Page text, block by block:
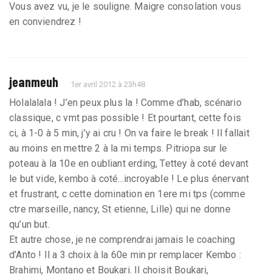
Vous avez vu, je le souligne. Maigre consolation vous
en conviendrez !
jeanmeuh 1er avril 2012 à 23h48
Holalalala ! J’en peux plus la ! Comme d’hab, scénario
classique, c vmt pas possible ! Et pourtant, cette fois
ci, à 1-0 à 5 min, j’y ai cru ! On va faire le break ! Il fallait
au moins en mettre 2 à la mi temps. Pitriopa sur le
poteau à la 10e en oubliant erding, Tettey à coté devant
le but vide, kembo à coté...incroyable ! Le plus énervant
et frustrant, c cette domination en 1ere mi tps (comme
ctre marseille, nancy, St etienne, Lille) qui ne donne
qu’un but.
Et autre chose, je ne comprendrai jamais le coaching
d’Anto ! Il a 3 choix à la 60e min pr remplacer Kembo :
Brahimi, Montano et Boukari. Il choisit Boukari,